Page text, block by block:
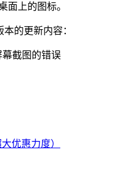
面上的图标。
的更新内容：
幕截图的错误
优惠力度）